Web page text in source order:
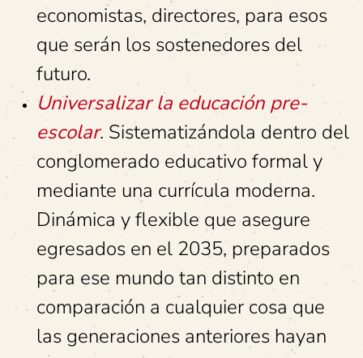
economistas, directores, para esos
que serán los sostenedores del
futuro.
Universalizar la educación pre-
escolar. Sistematizándola dentro del
conglomerado educativo formal y
mediante una currícula moderna.
Dinámica y flexible que asegure
egresados en el 2035, preparados
para ese mundo tan distinto en
comparación a cualquier cosa que
las generaciones anteriores hayan